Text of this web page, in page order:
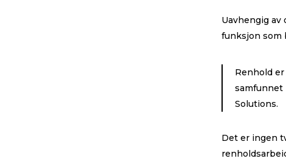
Uavhengig av
funksjon som
Renhold
samfunnet
Solutions.
Det er ingen